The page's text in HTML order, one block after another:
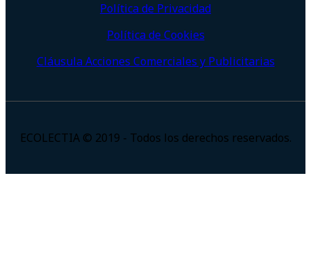
Política de Privacidad
Política de Cookies
Cláusula Acciones Comerciales y Publicitarias
ECOLECTIA © 2019 - Todos los derechos reservados.